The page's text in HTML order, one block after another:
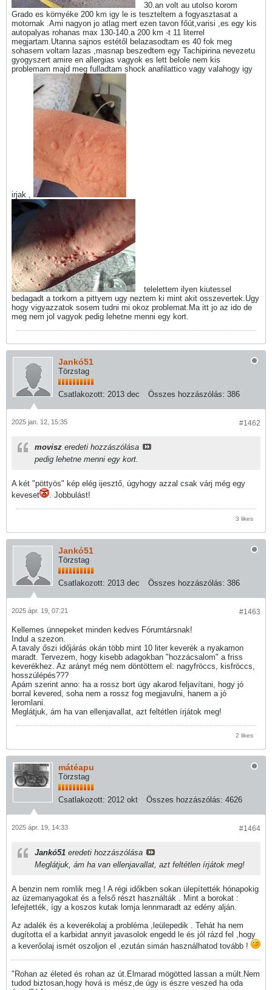
30.an volt au utolso korom
Grado es környéke 200 km igy le is teszteltem a fogyasztasat a
motornak .Ami nagyon jo atlag mert ezen tavon főút,varisi ,es egy kis
autopalyas rohanas max 130-140.a 200 km -t 11 literrel
megjartam.Utanna sajnos estétől belazasodtam es 40 fok meg
sohasem voltam lazas ,masnap beszedtem egy Tachipirina nevezetu
gyogyszert amire en allergias vagyok es lett belole nem kis
problemam majd meg fulladtam shock anafilattico vagy valahogy igy
irjak ,
telelettem ilyen kiutessel
bedagadt a torkom a pittyem ugy neztem ki mint akit osszevertek.Ugy
hogy vigyazzatok sosem tudni mi okoz problemat.Ma itt jo az ido de
meg nem jol vagyok pedig lehetne menni egy kort.
Jankó51
Törzstag
Csatlakozott: 2013 dec Összes hozzászólás: 386
#1462
2025 jan. 12, 15:35
movisz eredeti hozzászólása
pedig lehetne menni egy kort.
A két "pöttyös" kép elég ijesztő, úgyhogy azzal csak várj még egy
keveset
. Jobbulást!
3 likes
Jankó51
Törzstag
Csatlakozott: 2013 dec Összes hozzászólás: 386
#1463
2025 ápr. 19, 07:21
Kellemes ünnepeket minden kedves Fórumtársnak!
Indul a szezon.
A tavaly őszi időjárás okán több mint 10 liter keverék a nyakamon
maradt. Tervezem, hogy kisebb adagokban "hozzácsalom" a friss
keverékhez. Az arányt még nem döntöttem el: nagyfröccs, kisfröccs,
hosszúlépés???
Apám szerint anno: ha a rossz bort úgy akarod feljavítani, hogy jó
borral kevered, soha nem a rossz fog megjavulni, hanem a jó
leromlani.
Meglátjuk, ám ha van ellenjavallat, azt feltétlen írjátok meg!
2 likes
mátéapu
Törzstag
Csatlakozott: 2012 okt Összes hozzászólás: 4626
#1464
2025 ápr. 19, 14:33
Jankó51 eredeti hozzászólása
Meglátjuk, ám ha van ellenjavallat, azt feltétlen írjátok meg!
A benzin nem romlik meg ! A régi időkben sokan ülepítették hónapokig
az üzemanyagokat és a felső részt használták . Mint a borokat :
lefejtették, így a koszos kutak lomja lennmaradt az edény alján.
Az adalék és a keverékolaj a probléma ,leülepedik . Tehát ha nem
dugította el a karbidat annyit javasolok engedd le és jól rázd fel ,hogy
a keverőolaj ismét oszoljon el ,ezután simán használhatod tovább !
"Rohan az életed és rohan az út.Elmarad mögötted lassan a múlt.Nem
tudod biztosan,hogy hová is mész,de úgy is észre veszed ha oda